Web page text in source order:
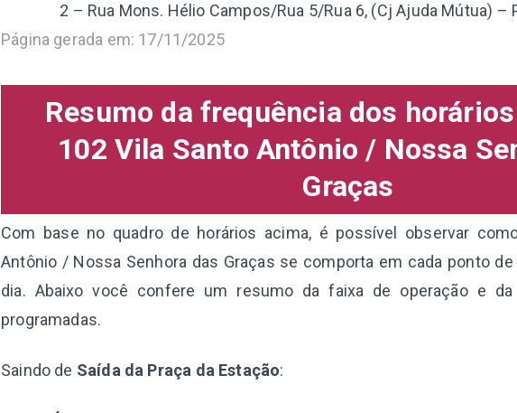
2 – Rua Mons. Hélio Campos/Rua 5/Rua 6, (Cj Ajuda Mútua) –
Página gerada em: 17/11/2025
Resumo da frequência dos
102 Vila Santo Antônio / Nossa
Graças
Com base no quadro de horários acima, é possível observar
Antônio / Nossa Senhora das Graças se comporta em cada ponto
dia. Abaixo você confere um resumo da faixa de operação e da
programadas.
Saindo de Saída da Praça da Estação: